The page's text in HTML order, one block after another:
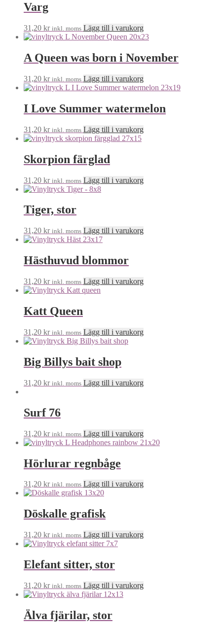
Varg
31,20 kr inkl. moms Lägg till i varukorg
A Queen was born i November
31,20 kr inkl. moms Lägg till i varukorg
I Love Summer watermelon
31,20 kr inkl. moms Lägg till i varukorg
Skorpion färglad
31,20 kr inkl. moms Lägg till i varukorg
Tiger, stor
31,20 kr inkl. moms Lägg till i varukorg
Hästhuvud blommor
31,20 kr inkl. moms Lägg till i varukorg
Katt Queen
31,20 kr inkl. moms Lägg till i varukorg
Big Billys bait shop
31,20 kr inkl. moms Lägg till i varukorg
Surf 76
31,20 kr inkl. moms Lägg till i varukorg
Hörlurar regnbåge
31,20 kr inkl. moms Lägg till i varukorg
Döskalle grafisk
31,20 kr inkl. moms Lägg till i varukorg
Elefant sitter, stor
31,20 kr inkl. moms Lägg till i varukorg
Älva fjärilar, stor